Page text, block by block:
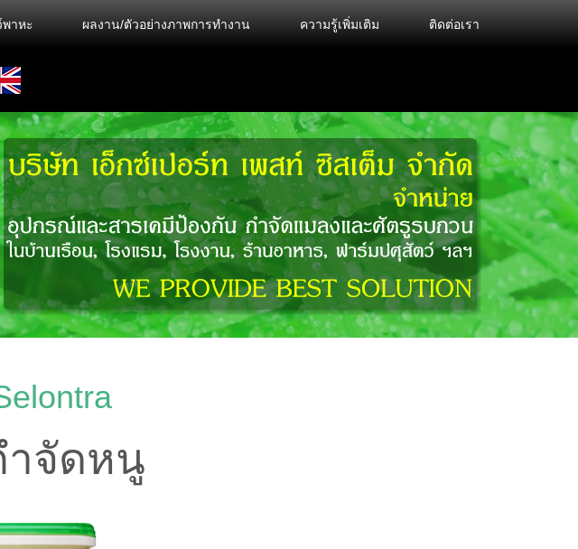
าหะ ผลงาน/ตัวอย่างภาพการทำงาน ความรู้เพิ่มเติม ติดต่อเรา
จัดหนู